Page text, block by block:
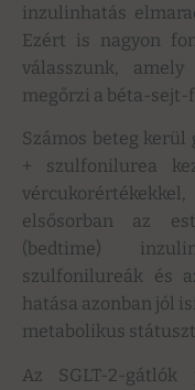
inzulinhatás
Ezért is nagyon
válasszunk,
megőrzi a béta-sejt-
Számos beteg
+ szulfonilurea
elsősorban az
(bedtime)
szulfonilureák és
hatása azonban jól
metabolikus
Az SGLT-2-gátlók